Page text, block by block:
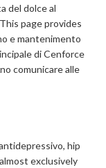
del dolce al
page provides
e mantenimento
di Cenforce
comunicare alle
hip
exclusively